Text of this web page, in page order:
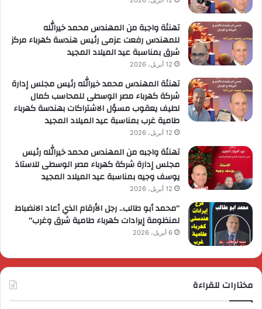
تهنئة واجبة من المهندس محمد خيرالله
للمهندس رفعت عزمى رئيس هندسة كهرباء مركز
شرق بمناسبة عيد الميلاد المجيد
12 أبريل، 2026
تهنئة المهندس محمد خيرالله رئيس مجلس إدارة
شركة كهرباء مصر الوسطى للمحاسب كمال
لطيف يعقوب مسؤل الاشتراكات بهندسة كهرباء
طامية غرب بمناسبة عيد الميلاد المجيد
12 أبريل، 2026
تهنئة واجبه من المهندس محمد خيرالله رئيس
مجلس إدارة شركة كهرباء مصر الوسطى للاستاذ
يوسف وجيه بمناسبة عيد الميلاد المجيد
12 أبريل، 2026
“محمد أبو طالب.. رجل الأرقام الذي أعاد الانضباط
لمنظومة إيرادات كهرباء طامية شرق وغرب”
6 أبريل، 2026
مختارات للقراءة